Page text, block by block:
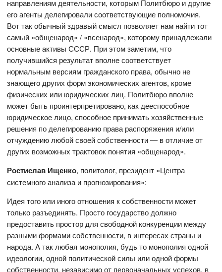
направлениям деятельности, которым Политбюро и другие
его агенты делегировали соответствующие полномочия.
Вот так обычный здравый смысл позволяет нам найти тот
самый «общенарод» / «всенарод», которому принадлежали
основные активы СССР. При этом заметим, что
получившийся результат вполне соответствует
нормальным версиям гражданского права, обычно не
знающего других форм экономических агентов, кроме
физических или юридических лиц. Политбюро вполне
может быть проинтерпретировано, как дееспособное
юридическое лицо, способное принимать хозяйственные
решения по делегированию права распоряжения и/или
отчуждению любой своей собственности — в отличие от
других возможных трактовок понятия «общенарод».
Ростислав Ищенко, политолог, президент «Центра
системного анализа и прогнозирования»:
Идея того или иного отношения к собственности может
только разъединять. Просто государство должно
предоставить простор для свободной конкуренции между
разными формами собственности, в интересах страны и
народа. А так любая монополия, будь то монополия одной
идеологии, одной политической силы или одной формы
собственности, независимо от первоначальных успехов, в